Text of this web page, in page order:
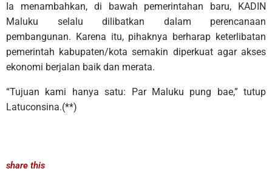
Ia menambahkan, di bawah pemerintahan baru, KADIN
Maluku selalu dilibatkan dalam perencanaan
pembangunan. Karena itu, pihaknya berharap keterlibatan
pemerintah kabupaten/kota semakin diperkuat agar akses
ekonomi berjalan baik dan merata.
“Tujuan kami hanya satu: Par Maluku pung bae,” tutup
Latuconsina.(**)
share this